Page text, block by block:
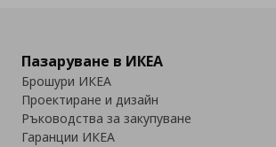
Пазаруване в ИКЕА
Брошури ИКЕА
Проектиране и дизайн
Ръководства за закупуване
Гаранции ИКЕА